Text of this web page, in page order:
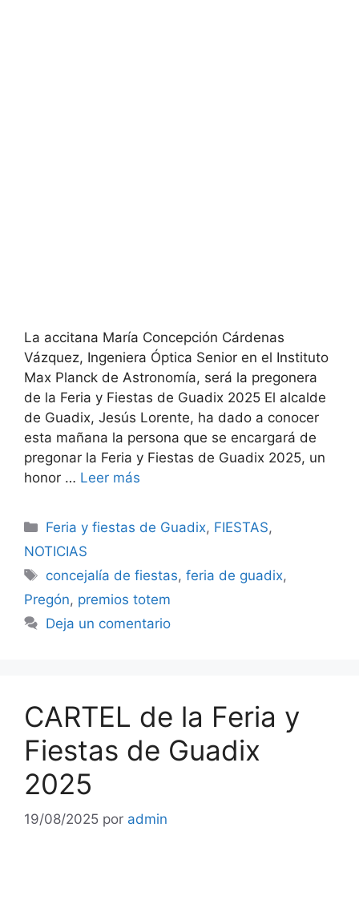
La accitana María Concepción Cárdenas
Vázquez, Ingeniera Óptica Senior en el Instituto
Max Planck de Astronomía, será la pregonera
de la Feria y Fiestas de Guadix 2025 El alcalde
de Guadix, Jesús Lorente, ha dado a conocer
esta mañana la persona que se encargará de
pregonar la Feria y Fiestas de Guadix 2025, un
honor … Leer más
Categorías
Feria y fiestas de Guadix, FIESTAS,
NOTICIAS
Etiquetas
concejalía de fiestas,feria de guadix,
Pregón, premios totem
Deja un comentario
CARTEL de la Feria y
Fiestas de Guadix
2025
19/08/2025 por admin